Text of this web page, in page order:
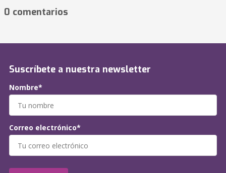
0 comentarios
Suscríbete a nuestra newsletter
Nombre*
Correo electrónico*